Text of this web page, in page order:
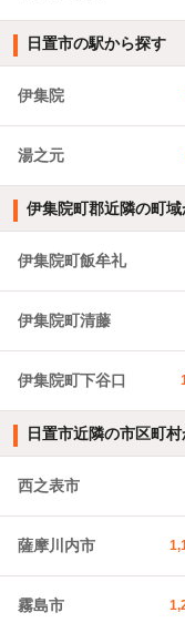
日置市の駅から探す
伊集院
湯之元
伊集院町郡近隣の町
伊集院町飯牟礼
伊集院町清藤
伊集院町下谷口
日置市近隣の市区町
西之表市
薩摩川内市
霧島市